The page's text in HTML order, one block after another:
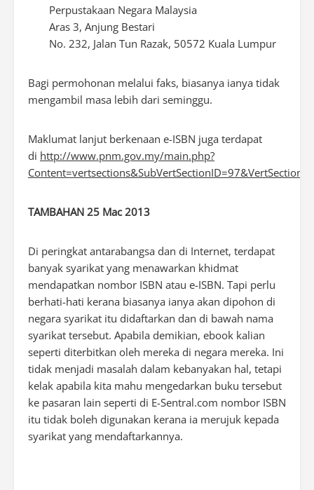
Perpustakaan Negara Malaysia
Aras 3, Anjung Bestari
No. 232, Jalan Tun Razak, 50572 Kuala Lumpur
Bagi permohonan melalui faks, biasanya ianya tidak
mengambil masa lebih dari seminggu.
Maklumat lanjut berkenaan e-ISBN juga terdapat
di http://www.pnm.gov.my/main.php?
TAMBAHAN 25 Mac 2013
Di peringkat antarabangsa dan di Internet, terdapat
banyak syarikat yang menawarkan khidmat
mendapatkan nombor ISBN atau e-ISBN. Tapi perlu
berhati-hati kerana biasanya ianya akan dipohon di
negara syarikat itu didaftarkan dan di bawah nama
syarikat tersebut. Apabila demikian, ebook kalian
seperti diterbitkan oleh mereka di negara mereka. Ini
tidak menjadi masalah dalam kebanyakan hal, tetapi
kelak apabila kita mahu mengedarkan buku tersebut
ke pasaran lain seperti di E-Sentral.com nombor ISBN
itu tidak boleh digunakan kerana ia merujuk kepada
syarikat yang mendaftarkannya.